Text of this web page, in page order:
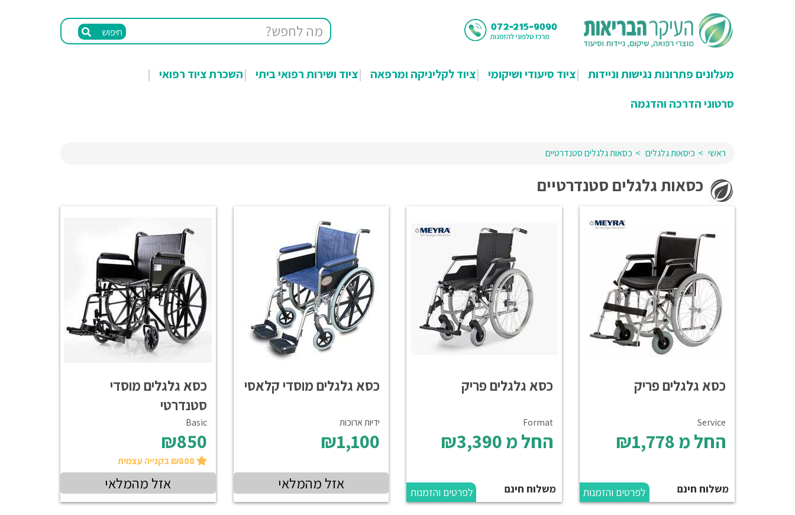
חיפוש
מעלונים פתרונות נגישות וניידות ציוד סיעודי ושיקומי ציוד לקליניקה ומרפאה ציוד ושירות רפואי ביתי
השכרת ציוד רפואי
סרטוני הדרכה והדגמה
ראשי כיסאות גלגלים כסאות גלגלים סטנדרטיים
כסאות גלגלים סטנדרטיים
כסא גלגלים פריק
Service
החל מ
משלוח חינם לפרטים והזמנות
כסא גלגלים פריק
Format
החל מ
משלוח חינם לפרטים והזמנות
כסא גלגלים מוסדי קלאסי
ידיות ארוכות
₪1,100
אזל מהמלאי
כסא גלגלים מוסדי
סטנדרטי
Basic
₪850
₪808 בקנייה עצמית
אזל מהמלאי